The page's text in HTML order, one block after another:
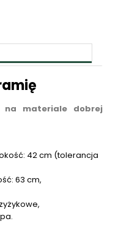
na materiale dobrej
42 cm (tolerancja
63 cm,